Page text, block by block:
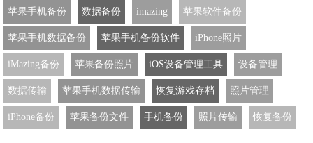
苹果手机备份
数据备份 imazing 苹果软件备份
苹果手机数据备份 苹果手机备份软件 iPhone照片
iMazing备份 苹果备份照片 iOS设备管理工具 设备管理
数据传输 苹果手机数据传输 恢复游戏存档 照片管理
iPhone备份 苹果备份文件 手机备份 照片传输 恢复备份